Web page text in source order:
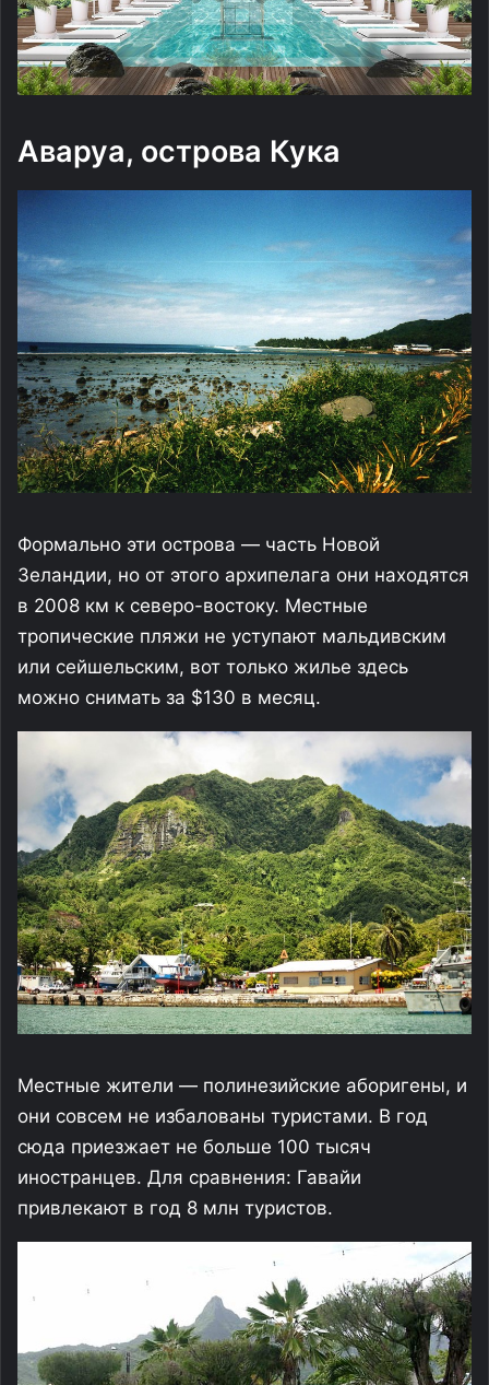
Аваруа, острова Кука
Формально эти острова — часть Новой
Зеландии, но от этого архипелага они находятся
в 2008 км к северо-востоку. Местные
тропические пляжи не уступают мальдивским
или сейшельским, вот только жилье здесь
можно снимать за $130 в месяц.
Местные жители — полинезийские аборигены, и
они совсем не избалованы туристами. В год
сюда приезжает не больше 100 тысяч
иностранцев. Для сравнения: Гавайи
привлекают в год 8 млн туристов.